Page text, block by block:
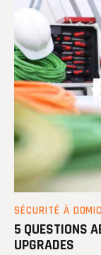
SÉCURITÉ À
5 QUESTIONS
UPGRADES